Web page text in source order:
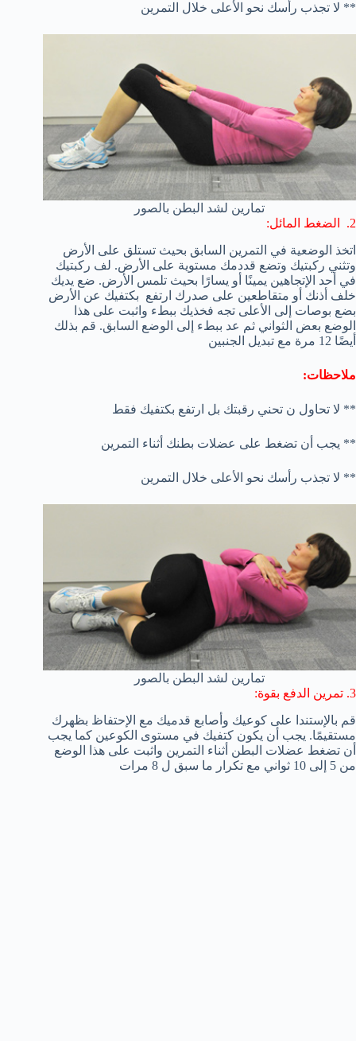
** لا تجذب رأسك نحو الأعلى خلال التمرين
تمارين لشد البطن بالصور
2. الضغط المائل:
اتخذ الوضعية في التمرين السابق بحيث تستلق على الأرض
وتثني ركبتيك وتضع قددمك مستوية على الأرض. لف ركبتيك
في أحد الإتجاهين يمينًا أو يسارًا بحيث تلمس الأرض. ضع يديك
خلف أذنك أو متقاطعين على صدرك ارتفع بكتفيك عن الأرض
بضع بوصات إلى الأعلى تجه فخذيك ببطء واثبت على هذا
الوضع بعض الثواني ثم عد ببطء إلى الوضع السابق. قم بذلك
أيضًا 12 مرة مع تبديل الجنبين
ملاحظات:
** لا تحاول ن تحني رقبتك بل ارتفع بكتفيك فقط
** يجب أن تضغط على عضلات بطنك أثناء التمرين
** لا تجذب رأسك نحو الأعلى خلال التمرين
تمارين لشد البطن بالصور
3. تمرين الدفع بقوة:
قم بالإستندا على كوعيك وأصابع قدميك مع الإحتفاظ بظهرك
مستقيمًا. يجب أن يكون كتفيك في مستوى الكوعين كما يجب
أن تضغط عضلات البطن أثناء التمرين واثبت على هذا الوضع
من 5 إلى 10 ثواني مع تكرار ما سبق ل 8 مرات